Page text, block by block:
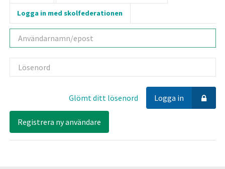
Logga in med skolfederationen
Användarnamn
Lösenord
Logga in
Glömt ditt lösenord
Registrera ny användare